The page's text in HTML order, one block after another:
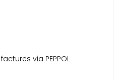
via PEPPOL